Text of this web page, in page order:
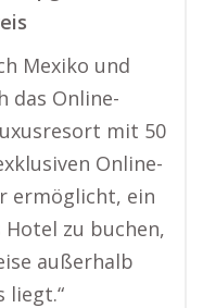
Mexiko und
das Online-
mit 50
Online-
ermöglicht, ein
zu buchen,
außerhalb
liegt.“